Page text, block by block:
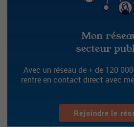
Mon
secteur
Avec un réseau de + de 120
rentre en contact direct avec
Rejoindre le